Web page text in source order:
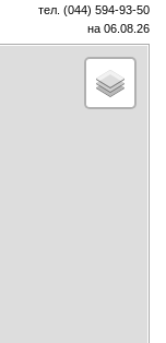
тел. (044) 594-93-50
на 06.08.26